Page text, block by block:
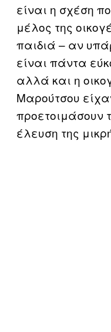
είναι η σχέση
μέλος της
παιδιά – αν
είναι πάντα
αλλά και η
Μαρούτσου
προετοιμάσουν
έλευση της